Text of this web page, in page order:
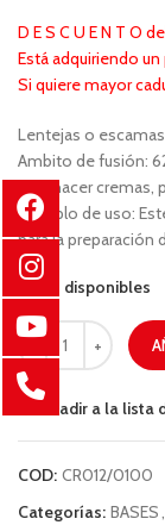
D E S C U E N T O
Está adquiriendo
Si quiere mayor
Lentejas o
Ambito de fusión:
para hacer
Ejemplo de uso:
para la
94 disponibles
Añadir a la lista
COD: CR012/0100
Categorías: BASES,